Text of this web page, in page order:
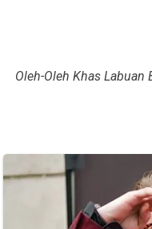
Oleh-Oleh Khas